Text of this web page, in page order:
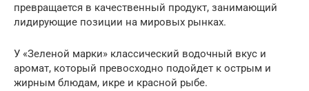
превращается в качественный продукт, занимающий
лидирующие позиции на мировых рынках.
У «Зеленой марки» классический водочный вкус и
аромат, который превосходно подойдет к острым и
жирным блюдам, икре и красной рыбе.